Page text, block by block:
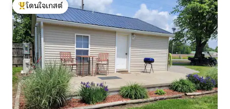
โดนใจเกสต์ที่สุด
โดนใจเกสต์